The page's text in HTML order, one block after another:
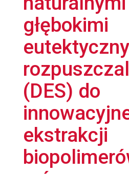
głębokimi
(DES) do
ekstrakcji